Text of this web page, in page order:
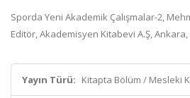
Sporda Yeni Akademik Çalışmalar-2,
Editör, Akademisyen Kitabevi A.Ş, Ankara,
Yayın Türü: Kitapta Bölüm / Mesleki